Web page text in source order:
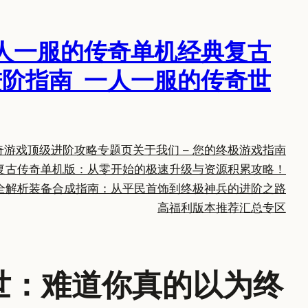
一服的传奇单机经典复古
指南_一人一服的传奇世
游戏顶级进阶攻略专题页关于我们 – 您的终极游戏指南
古传奇单机版：从零开始的极速升级与资源积累攻略！
解析装备合成指南：从平民首饰到终极神兵的进阶之路
高福利版本推荐汇总专区
难道你真的以为终